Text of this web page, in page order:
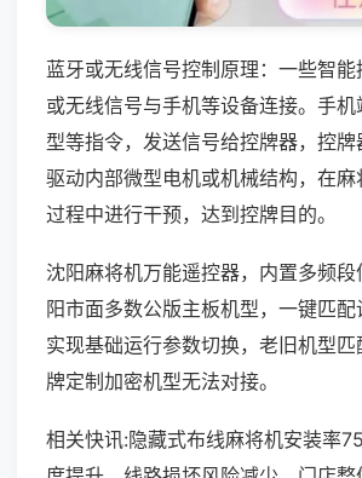
蓝牙或无线信号控制原理：一些智
或无线信号与手机等设备连接。手
型等指令，发送信号给控牌器，控
驱动内部微型电机或机械结构，在
过程中进行干预，达到控牌目的。
沈阳麻将机万能遥控器，内置多频
阳市面多数公版主板机型，一键匹配
实现基础运行参数切换，老旧机型
牌定制加密机型无法对接。
相关快讯:隐藏式布线麻将机安装率